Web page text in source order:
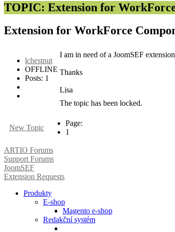
TOPIC: Extension for
Extension for WorkForce
lchestnut
OFFLINE
Posts: 1
I am in need of a JoomSEF
Thanks
Lisa
The topic has been locked.
New Topic
Page:
1
ARTIO Forums
Support Forums
JoomSEF
Extension Requests
Produkty
E-shop
Magento e-shop
Redakční systém